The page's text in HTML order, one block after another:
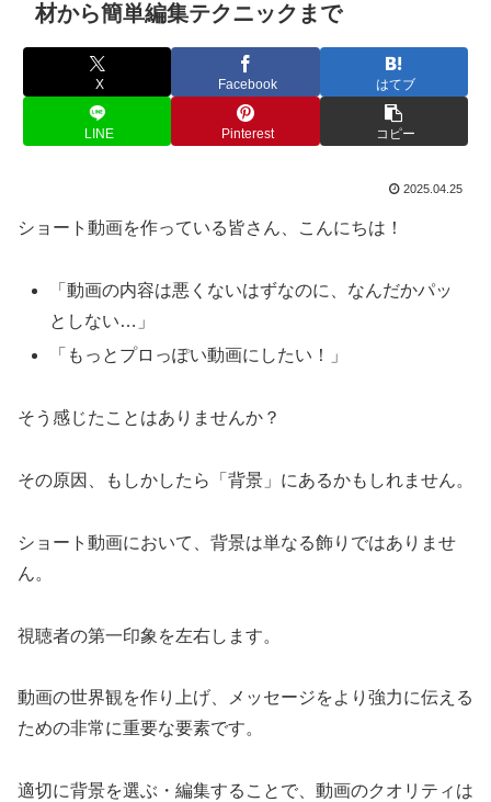
材から簡単編集テクニックまで
X Facebook はてブ
LINE Pinterest コピー
2025.04.25
ショート動画を作っている皆さん、こんにちは！
「動画の内容は悪くないはずなのに、なんだかパッ
としない…」
「もっとプロっぽい動画にしたい！」
そう感じたことはありませんか？
その原因、もしかしたら「背景」にあるかもしれません。
ショート動画において、背景は単なる飾りではありませ
ん。
視聴者の第一印象を左右します。
動画の世界観を作り上げ、メッセージをより強力に伝える
ための非常に重要な要素です。
適切に背景を選ぶ・編集することで、動画のクオリティは